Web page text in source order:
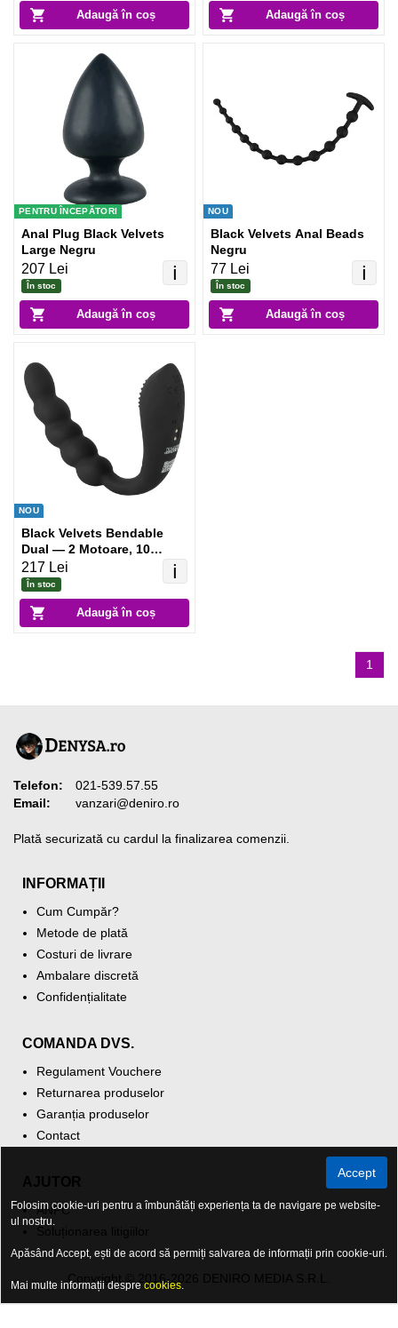
Adaugă în coș Adaugă în coș
PENTRU ÎNCEPĂTORI
Adaugă în coș
ℹ️
Anal Plug Black Velvets
Large Negru
207 Lei
În stoc
NOU
Adaugă în coș
ℹ️
Black Velvets Anal Beads
Negru
77 Lei
În stoc
NOU
Adaugă în coș
ℹ️
Black Velvets Bendable
Dual — 2 Motoare, 10
Moduri, Reîncărcabil Negru
217 Lei
În stoc
1
Telefon:
021-539.57.55
Email:
vanzari@deniro.ro
Plată securizată cu cardul la finalizarea comenzii.
INFORMAȚII
Cum Cumpăr?
Metode de plată
Costuri de livrare
Ambalare discretă
Confidențialitate
COMANDA DVS.
Regulament Vouchere
Returnarea produselor
Garanția produselor
Contact
ANPC
Copyright © 2016-2026 DENIRO MEDIA S.R.L.
Accept
Folosim cookie-uri pentru a îmbunătăți experiența ta de navigare pe website-
ul nostru.
Apăsând Accept, ești de acord să permiți salvarea de informații prin cookie-uri.
Mai multe informații despre cookies.